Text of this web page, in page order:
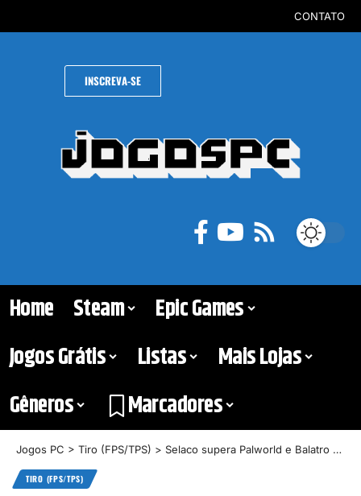
CONTATO
INSCREVA-SE
Home Steam
Epic Games
Jogos Grátis
Listas
Mais Lojas
Gêneros
Marcadores
Jogos PC > Tiro (FPS/TPS) > Selaco supera Palworld e Balatro e fica com o troféu de Jogo Indie do Ano, na tradicional premiação do IndieDB
TIRO (FPS/TPS)